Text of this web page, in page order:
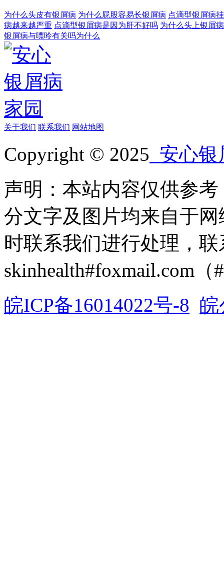
为什么头皮有银屑病 为什么屁股容易长银屑病 点滴型银屑病
病越来越严重 点滴型银屑病是因为肝不好吗 为什么头上银屑
银屑病与嘌呤有关吗为什么
关于我们 联系我们 网站地图
Copyright © 2025 安心银
声明：本站内容仅供参
分文字及图片均来自于
时联系我们进行处理，
skinhealth#foxmail.com（
皖ICP备16014022号-8 皖